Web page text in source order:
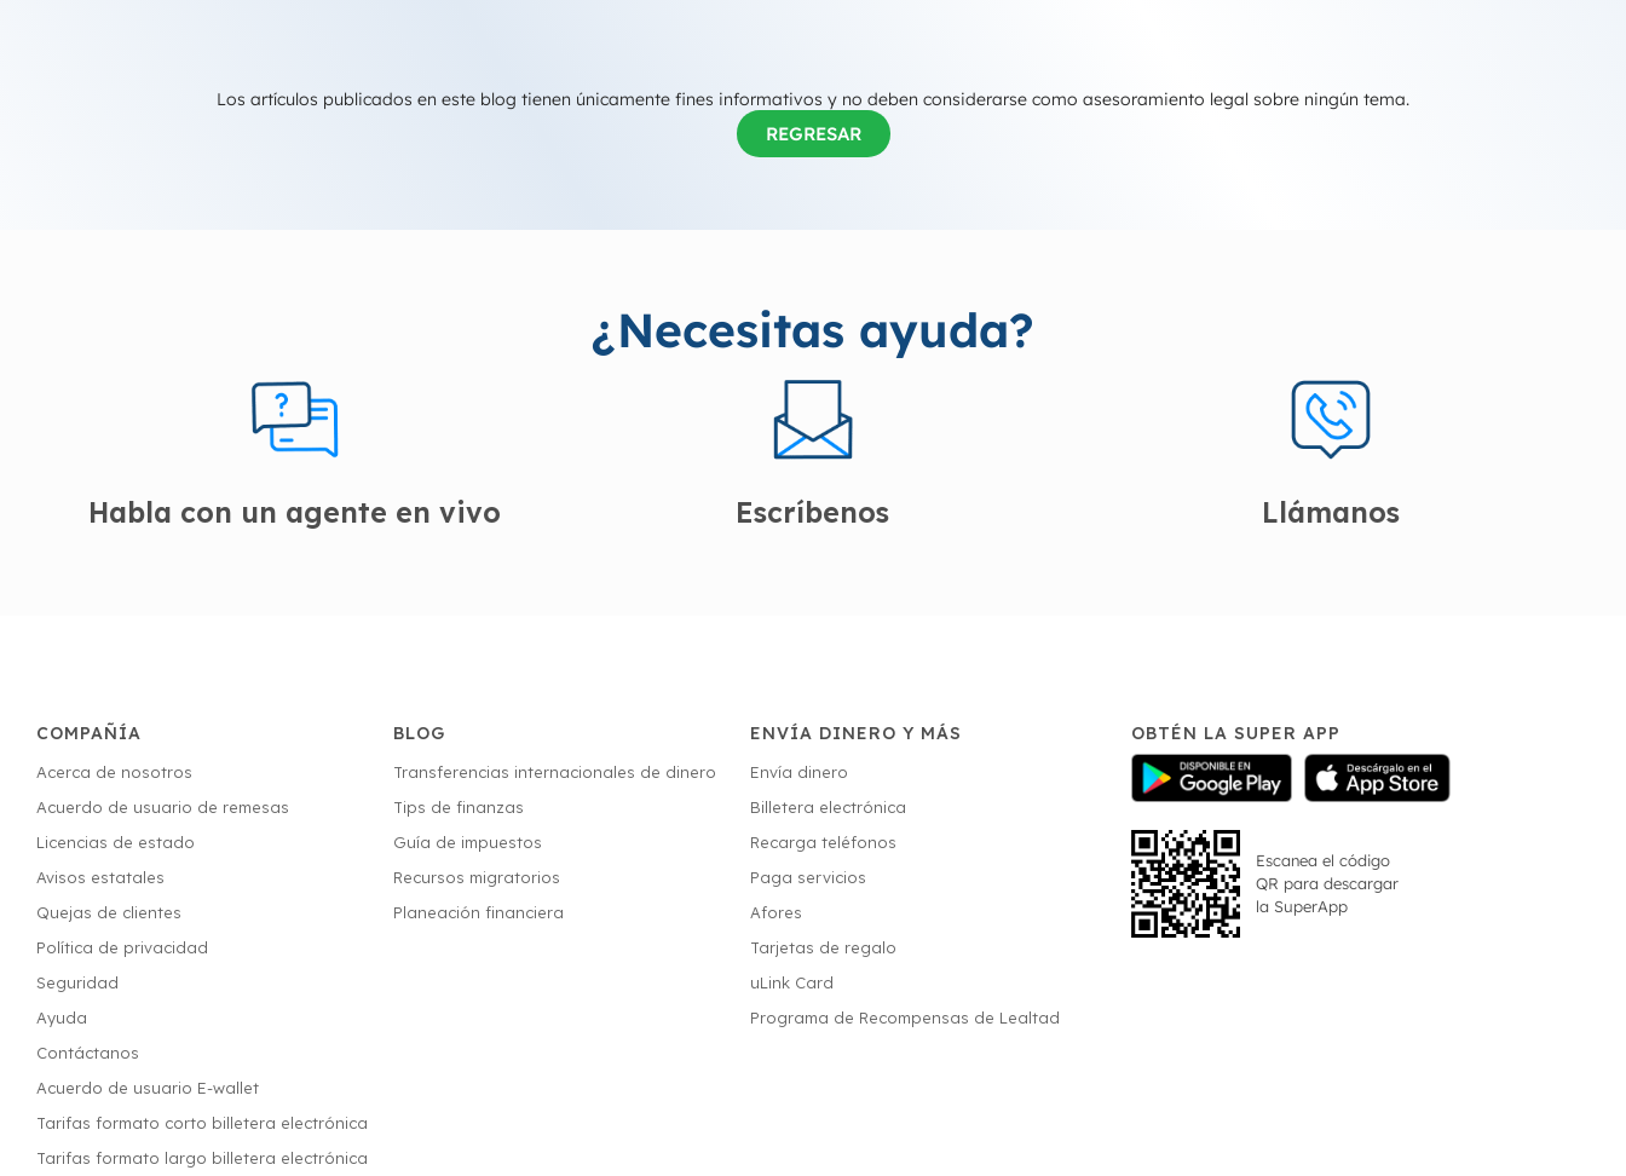
Los artículos publicados en este blog tienen únicamente fines informativos y no deben considerarse como asesoramiento legal sobre ningún tema.
REGRESAR
¿Necesitas ayuda?
Habla con un agente en vivo Escríbenos Llámanos
COMPAÑÍA
Acerca de nosotros
Acuerdo de usuario de remesas
Licencias de estado
Avisos estatales
Quejas de clientes
Política de privacidad
Seguridad
Ayuda
Contáctanos
Acuerdo de usuario E-wallet
Tarifas formato corto billetera electrónica
Tarifas formato largo billetera electrónica
BLOG
Transferencias internacionales de dinero
Tips de finanzas
Guía de impuestos
Recursos migratorios
Planeación financiera
ENVÍA DINERO Y MÁS
Envía dinero
Billetera electrónica
Recarga teléfonos
Paga servicios
Afores
Tarjetas de regalo
uLink Card
Programa de Recompensas de Lealtad
OBTÉN LA SUPER APP
Escanea el código
QR para descargar
la SuperApp